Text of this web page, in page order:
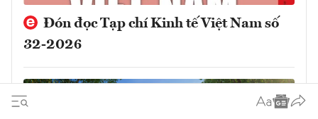
Đón đọc Tạp chí Kinh tế Việt Nam số
32-2026